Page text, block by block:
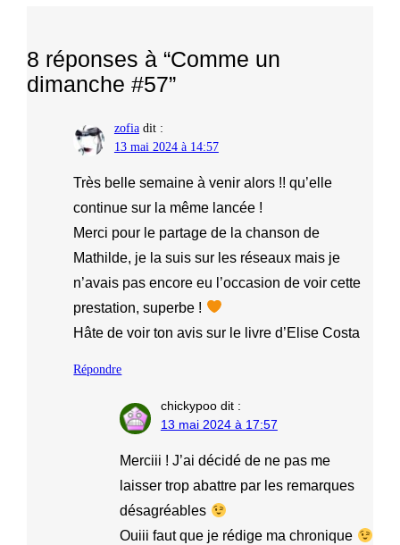
8 réponses à “Comme un
dimanche #57”
zofia dit :
13 mai 2024 à 14:57
Très belle semaine à venir alors !! qu’elle
continue sur la même lancée !
Merci pour le partage de la chanson de
Mathilde, je la suis sur les réseaux mais je
n’avais pas encore eu l’occasion de voir cette
prestation, superbe !
Hâte de voir ton avis sur le livre d’Elise Costa
Répondre
chickypoo dit :
13 mai 2024 à 17:57
Merciii ! J’ai décidé de ne pas me
laisser trop abattre par les remarques
désagréables
Ouiii faut que je rédige ma chronique